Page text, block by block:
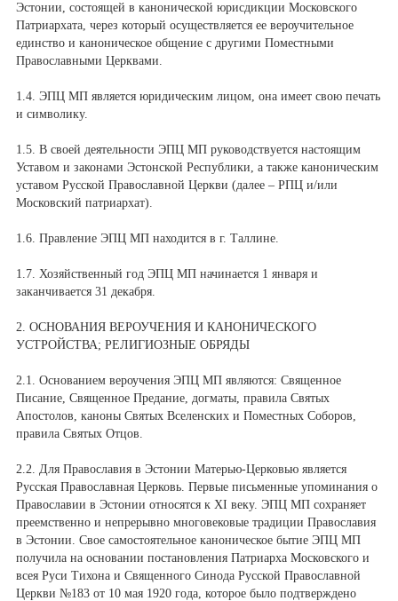
Эстонии, состоящей в канонической юрисдикции Московского
Патриархата, через который осуществляется ее вероучительное
единство и каноническое общение с другими Поместными
Православными Церквами.
1.4. ЭПЦ МП является юридическим лицом, она имеет свою печать
и символику.
1.5. В своей деятельности ЭПЦ МП руководствуется настоящим
Уставом и законами Эстонской Республики, а также каноническим
уставом Русской Православной Церкви (далее – РПЦ и/или
Московский патриархат).
1.6. Правление ЭПЦ МП находится в г. Таллине.
1.7. Хозяйственный год ЭПЦ МП начинается 1 января и
заканчивается 31 декабря.
2. ОСНОВАНИЯ ВЕРОУЧЕНИЯ И КАНОНИЧЕСКОГО
УСТРОЙСТВА; РЕЛИГИОЗНЫЕ ОБРЯДЫ
2.1. Основанием вероучения ЭПЦ МП являются: Священное
Писание, Священное Предание, догматы, правила Святых
Апостолов, каноны Святых Вселенских и Поместных Соборов,
правила Святых Отцов.
2.2. Для Православия в Эстонии Матерью-Церковью является
Русская Православная Церковь. Первые письменные упоминания о
Православии в Эстонии относятся к XI веку. ЭПЦ МП сохраняет
преемственно и непрерывно многовековые традиции Православия
в Эстонии. Свое самостоятельное каноническое бытие ЭПЦ МП
получила на основании постановления Патриарха Московского и
всея Руси Тихона и Священного Синода Русской Православной
Церкви №183 от 10 мая 1920 года, которое было подтверждено